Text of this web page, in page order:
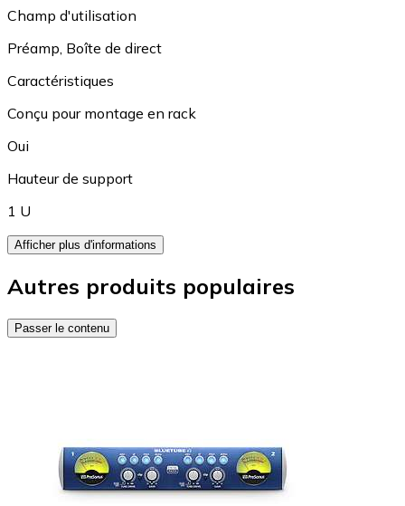
Champ d'utilisation
Préamp Boîte de direct
Caractéristiques
Conçu pour montage en rack
Oui
Hauteur de support
1 U
Afficher plus d'informations
Autres produits populaires
Passer le contenu